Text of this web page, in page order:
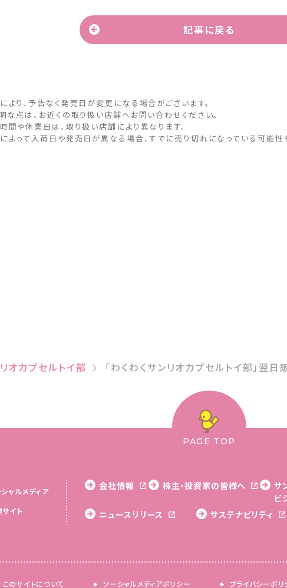
記事に戻る
より、予告なく発売日が変更になる場合がございます。
な点は、お近くの取り扱い店舗へお問い合わせください。
間や休業日は、取り扱い店舗により異なります。
よって入荷日や発売日が異なる場合、すでに売り切れになっている可能性
オカプセルトイ部 「わくわくサンリオカプセルトイ部」翌
PAGE TOP
ャルメディア
サイト
会社情報 株主・投資家の皆様へ
サ
ビ
ニュースリリース サステナビリティ
このサイトについて ソーシャルメディアポリシー プライバシーポリ